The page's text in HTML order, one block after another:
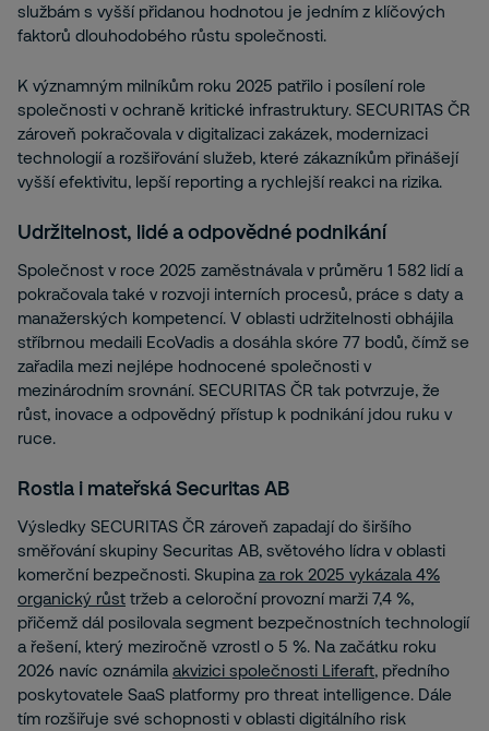
službám s vyšší přidanou hodnotou je jedním z klíčových
faktorů dlouhodobého růstu společnosti.
K významným milníkům roku 2025 patřilo i posílení role
společnosti v ochraně kritické infrastruktury. SECURITAS ČR
zároveň pokračovala v digitalizaci zakázek, modernizaci
technologií a rozšiřování služeb, které zákazníkům přinášejí
vyšší efektivitu, lepší reporting a rychlejší reakci na rizika.
Udržitelnost, lidé a odpovědné podnikání
Společnost v roce 2025 zaměstnávala v průměru 1 582 lidí a
pokračovala také v rozvoji interních procesů, práce s daty a
manažerských kompetencí. V oblasti udržitelnosti obhájila
stříbrnou medaili EcoVadis a dosáhla skóre 77 bodů, čímž se
zařadila mezi nejlépe hodnocené společnosti v
mezinárodním srovnání. SECURITAS ČR tak potvrzuje, že
růst, inovace a odpovědný přístup k podnikání jdou ruku v
ruce.
Rostla i mateřská Securitas AB
Výsledky SECURITAS ČR zároveň zapadají do širšího
směřování skupiny Securitas AB, světového lídra v oblasti
komerční bezpečnosti. Skupina za rok 2025 vykázala 4%
organický růst tržeb a celoroční provozní marži 7,4 %,
přičemž dál posilovala segment bezpečnostních technologií
a řešení, který meziročně vzrostl o 5 %. Na začátku roku
2026 navíc oznámila akvizici společnosti Liferaft, předního
poskytovatele SaaS platformy pro threat intelligence. Dále
tím rozšiřuje své schopnosti v oblasti digitálního risk